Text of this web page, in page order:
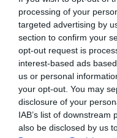
processing of your
targeted advertising by
section to confirm your
opt-out request is
interest-based ads
us or personal
your opt-out. You may
disclosure of your
IAB’s list of
also be disclosed by us